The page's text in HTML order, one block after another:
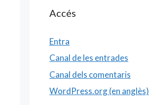
Accés
Entra
Canal de les entrades
Canal dels comentaris
WordPress.org (en anglès)